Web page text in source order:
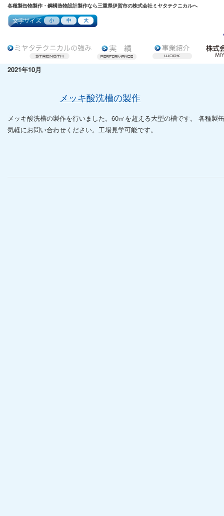
各種製缶物製作・鋼構造物設計製作なら三重県伊賀市の株式会社ミヤタテクニカルへ
2021年10月
メッキ酸洗槽の製作
メッキ酸洗槽の製作を行いました。60㎥を超える大型の槽です。 各種
気軽にお問い合わせください。工場見学可能です。